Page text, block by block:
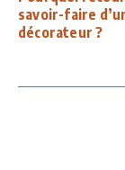
savoir-faire
décorateur ?